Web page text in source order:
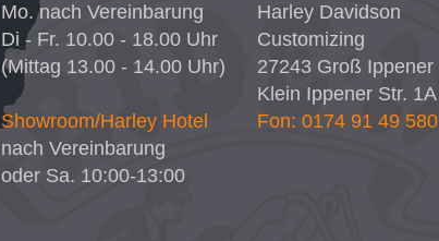
Mo. nach Vereinbarung
Di - Fr. 10.00 - 18.00 Uhr
(Mittag 13.00 - 14.00 Uhr)
Showroom/Harley Hotel
nach Vereinbarung
oder Sa. 10:00-13:00
Harley Davidson
Customizing
27243 Groß Ippener
Klein Ippener Str. 1A
Fon: 0174 91 49 580